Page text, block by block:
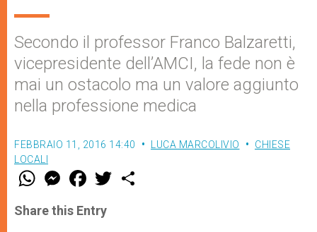
Secondo il professor Franco Balzaretti,
vicepresidente dell’AMCI, la fede non è
mai un ostacolo ma un valore aggiunto
nella professione medica
FEBBRAIO 11, 2016 14:40 LUCA MARCOLIVIO
CHIESE
LOCALI
W
t
s
M
e
s
e
F
a
e
b
w
Share this Entry